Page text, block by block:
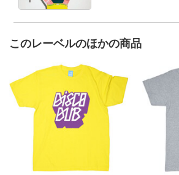
このレーベルのほかの商品